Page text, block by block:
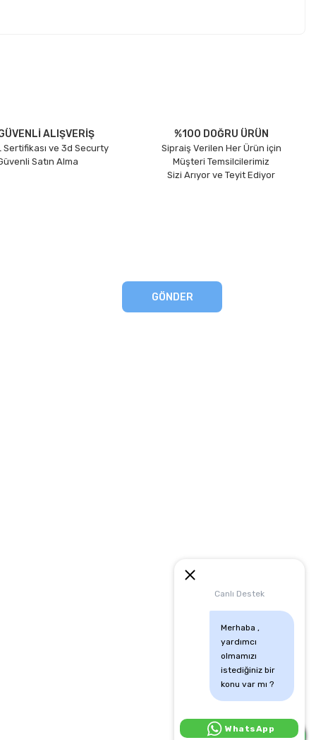
Canlı Destek
Merhaba ,
yardımcı
olmamızı
istediğiniz bir
konu var mı ?
Canlı Destek İçin Tıkla:
WhatsApp
ALIŞVERİŞ
Sertifikası ve 3d Securty
Satın Alma
%100 DOĞRU ÜRÜN
Sipraiş Verilen Her Ürün için
Müşteri Temsilcilerimiz
Sizi Arıyor ve Teyit Ediyor
GÖNDER